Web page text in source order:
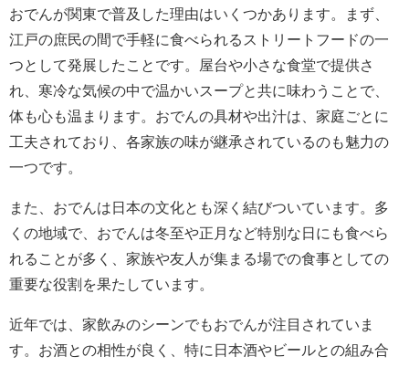
おでんが関東で普及した理由はいくつかあります。まず、
江戸の庶民の間で手軽に食べられるストリートフードの一
つとして発展したことです。屋台や小さな食堂で提供さ
れ、寒冷な気候の中で温かいスープと共に味わうことで、
体も心も温まります。おでんの具材や出汁は、家庭ごとに
工夫されており、各家族の味が継承されているのも魅力の
一つです。
また、おでんは日本の文化とも深く結びついています。多
くの地域で、おでんは冬至や正月など特別な日にも食べら
れることが多く、家族や友人が集まる場での食事としての
重要な役割を果たしています。
近年では、家飲みのシーンでもおでんが注目されていま
す。お酒との相性が良く、特に日本酒やビールとの組み合